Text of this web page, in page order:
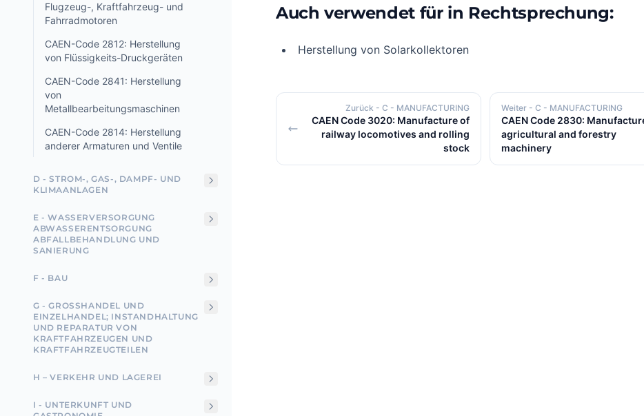
Flugzeug-, Kraftfahrzeug- und
Fahrradmotoren
CAEN-Code 2812: Herstellung
von Flüssigkeits-Druckgeräten
CAEN-Code 2841: Herstellung
von
Metallbearbeitungsmaschinen
CAEN-Code 2814: Herstellung
anderer Armaturen und Ventile
D - STROM-, GAS-, DAMPF- UND
KLIMAANLAGEN
E - WASSERVERSORGUNG
ABWASSERENTSORGUNG
ABFALLBEHANDLUNG UND
SANIERUNG
F - BAU
G - GROSSHANDEL UND E
INZELHANDEL; INSTANDHALTUNG U
ND REPARATUR VON K
RAFTFAHRZEUGEN UND K
RAFTFAHRZEUGTEILEN
H – VERKEHR UND LAGEREI
I - UNTERKUNFT UND
Auch verwendet für in Rechtsprechung:
Herstellung von Solarkollektoren
Zurück - C - MANUFACTURING
CAEN Code 3020: Manufacture of
railway locomotives and rolling
stock
Weiter - C - MANUFACTURING
CAEN Code 2830:
agricultural and forestry
machinery